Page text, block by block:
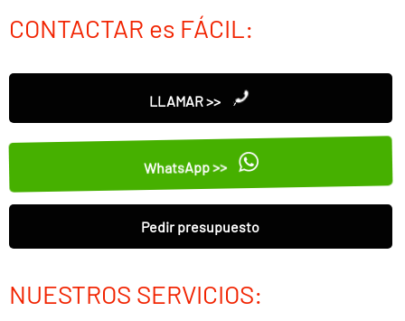
CONTACTAR es FÁCIL:
LLAMAR >>
WhatsApp >>
Pedir presupuesto
NUESTROS SERVICIOS: